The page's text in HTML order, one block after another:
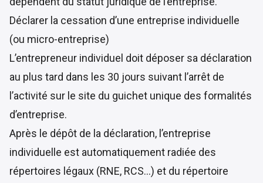
Déclarer la cessation d’une entreprise individuelle
(ou micro-entreprise)
L’entrepreneur individuel doit déposer sa déclaration
au plus tard dans les 30 jours suivant l’arrêt de
l’activité sur le site du guichet unique des formalités
d’entreprise.
Après le dépôt de la déclaration, l’entreprise
individuelle est automatiquement radiée des
répertoires légaux (RNE, RCS…) et du répertoire